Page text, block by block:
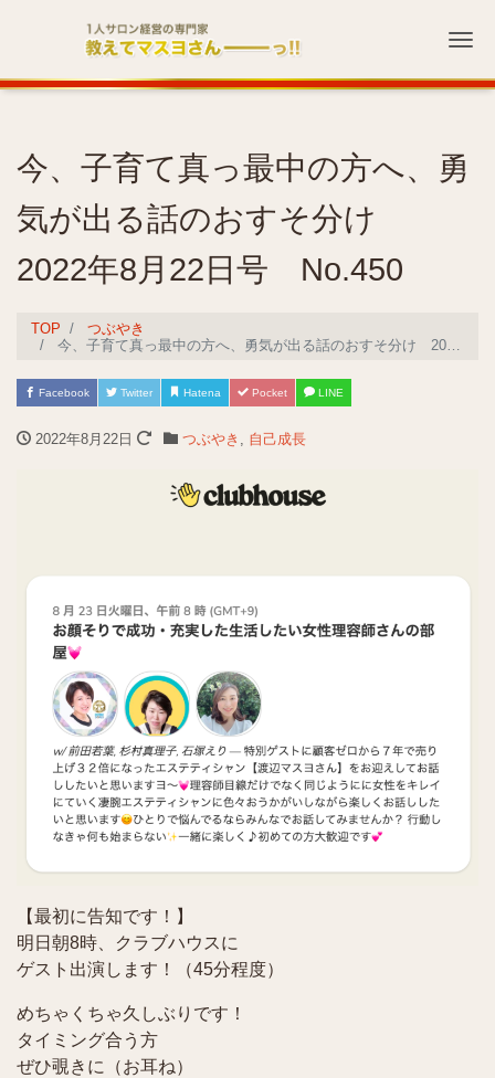
今、子育て真っ最中の方へ、勇
気が出る話のおすそ分け
2022年8月22日号 No.450
TOP
つぶやき
今、子育て真っ最中の方へ、勇気が出る話のおすそ分け 2022年8月22日号 No.450
Facebook Twitter Hatena Pocket LINE
2022年8月22日 つぶやき , 自己成長
【最初に告知です！】
明日朝8時、クラブハウスに
ゲスト出演します！（45分程度）
めちゃくちゃ久しぶりです！
タイミング合う方
ぜひ覗きに（お耳ね）